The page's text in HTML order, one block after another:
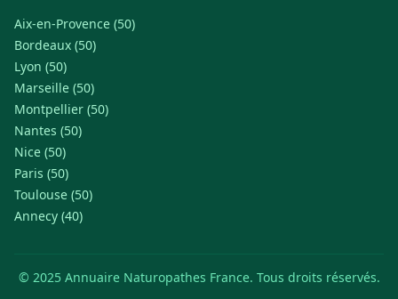
Aix-en-Provence (50)
Bordeaux (50)
Lyon (50)
Marseille (50)
Montpellier (50)
Nantes (50)
Nice (50)
Paris (50)
Toulouse (50)
Annecy (40)
© 2025 Annuaire Naturopathes France. Tous droits réservés.